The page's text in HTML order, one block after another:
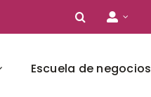
Escuela de negocios